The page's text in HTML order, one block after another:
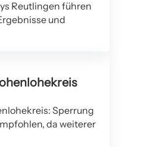
Reutlingen führen
und
Sperrung
da weiterer